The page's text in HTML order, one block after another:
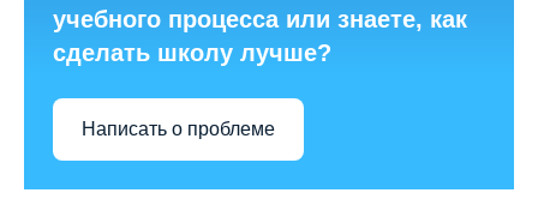
учебного процесса или знаете, как
сделать школу лучше?
Написать о проблеме